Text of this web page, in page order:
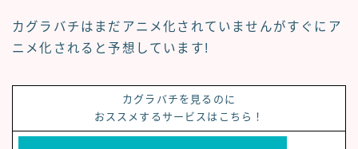
カグラバチはまだアニメ化されていませんがすぐにア
ニメ化されると予想しています!
カグラバチ を見るのに
おススメするサービスはこちら！